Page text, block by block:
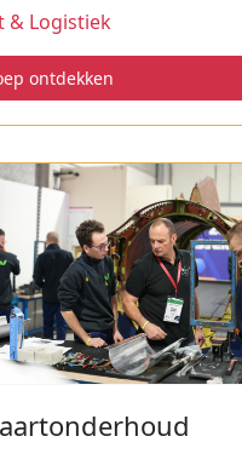
& Logistiek
ontdekken